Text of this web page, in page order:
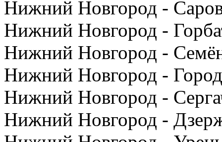
Нижний Новгород -
Нижний Новгород -
Нижний Новгород -
Нижний Новгород -
Нижний Новгород -
Нижний Новгород -